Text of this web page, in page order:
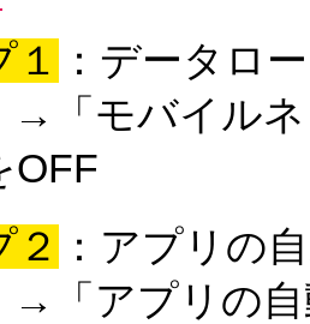
１
：データロ
→「モバイル
OFF
２
：アプリの
→「アプリの